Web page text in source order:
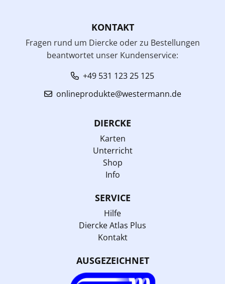
KONTAKT
Fragen rund um Diercke oder zu Bestellungen
beantwortet unser Kundenservice:
+49 531 123 25 125
onlineprodukte@westermann.de
DIERCKE
Karten
Unterricht
Shop
Info
SERVICE
Hilfe
Diercke Atlas Plus
Kontakt
AUSGEZEICHNET